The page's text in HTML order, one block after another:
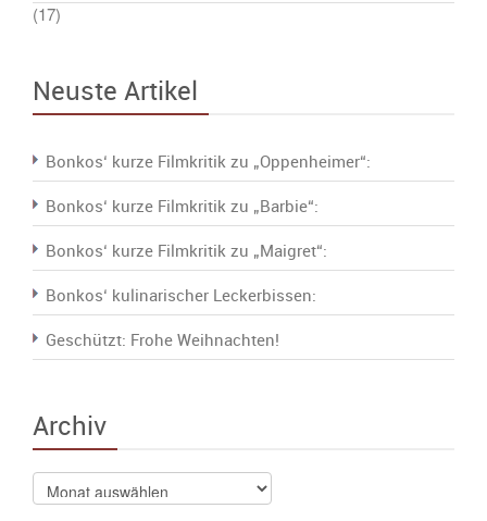
(17)
Neuste Artikel
Bonkos‘ kurze Filmkritik zu „Oppenheimer“:
Bonkos‘ kurze Filmkritik zu „Barbie“:
Bonkos‘ kurze Filmkritik zu „Maigret“:
Bonkos‘ kulinarischer Leckerbissen:
Geschützt: Frohe Weihnachten!
Archiv
Archiv